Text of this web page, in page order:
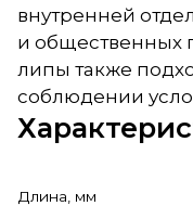
внутренней
и общественных
липы также
соблюдении
Длина, мм